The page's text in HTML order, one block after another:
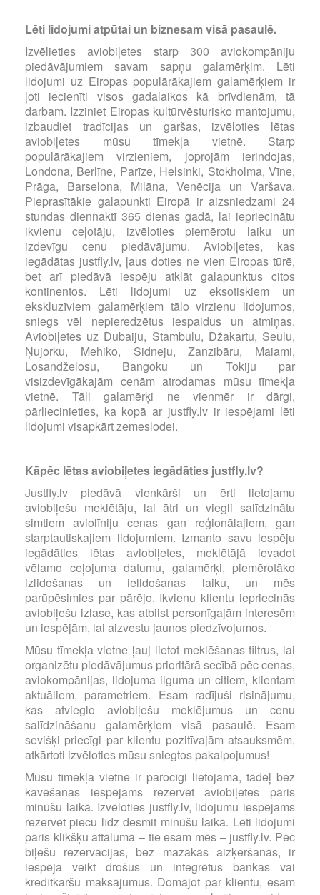
Lēti lidojumi atpūtai un biznesam visā pasaulē.
Izvēlieties aviobiļetes starp 300 aviokompāniju
piedāvājumiem savam sapņu galamērķim. Lēti
lidojumi uz Eiropas populārākajiem galamērķiem ir
ļoti iecienīti visos gadalaikos kā brīvdienām, tā
darbam. Izziniet Eiropas kultūrvēsturisko mantojumu,
izbaudiet tradīcijas un garšas, izvēloties lētas
aviobiļetes mūsu tīmekļa vietnē. Starp
populārākajiem virzieniem, joprojām ierindojas,
Londona, Berlīne, Parīze, Helsinki, Stokholma, Vīne,
Prāga, Barselona, Milāna, Venēcija un Varšava.
Pieprasītākie galapunkti Eiropā ir aizsniedzami 24
stundas diennaktī 365 dienas gadā, lai iepriecinātu
ikvienu ceļotāju, izvēloties piemērotu laiku un
izdevīgu cenu piedāvājumu. Aviobiļetes, kas
iegādātas justfly.lv, ļaus doties ne vien Eiropas tūrē,
bet arī piedāvā iespēju atklāt galapunktus citos
kontinentos. Lēti lidojumi uz eksotiskiem un
ekskluzīviem galamērķiem tālo virzienu lidojumos,
sniegs vēl nepieredzētus iespaidus un atmiņas.
Aviobiļetes uz Dubaiju, Stambulu, Džakartu, Seulu,
Ņujorku, Mehiko, Sidneju, Zanzibāru, Maiami,
Losandželosu, Bangoku un Tokiju par
visizdevīgākajām cenām atrodamas mūsu tīmekļa
vietnē. Tāli galamērķi ne vienmēr ir dārgi,
pārliecinieties, ka kopā ar justfly.lv ir iespējami lēti
lidojumi visapkārt zemeslodei.
Kāpēc lētas aviobiļetes iegādāties justfly.lv?
Justfly.lv piedāvā vienkārši un ērti lietojamu
aviobiļešu meklētāju, lai ātri un viegli salīdzinātu
simtiem aviolīniju cenas gan reģionālajiem, gan
starptautiskajiem lidojumiem. Izmanto savu iespēju
iegādāties lētas aviobiļetes, meklētājā ievadot
vēlamo ceļojuma datumu, galamērķi, piemērotāko
izlidošanas un ielidošanas laiku, un mēs
parūpēsimies par pārējo. Ikvienu klientu iepriecinās
aviobiļešu izlase, kas atbilst personīgajām interesēm
un iespējām, lai aizvestu jaunos piedzīvojumos.
Mūsu tīmekļa vietne ļauj lietot meklēšanas filtrus, lai
organizētu piedāvājumus prioritārā secībā pēc cenas,
aviokompānijas, lidojuma ilguma un citiem, klientam
aktuāliem, parametriem. Esam radījuši risinājumu,
kas atvieglo aviobiļešu meklējumus un cenu
salīdzināšanu galamērķiem visā pasaulē. Esam
sevišķi priecīgi par klientu pozitīvajām atsauksmēm,
atkārtoti izvēloties mūsu sniegtos pakalpojumus!
Mūsu tīmekļa vietne ir parocīgi lietojama, tādēļ bez
kavēšanas iespējams rezervēt aviobiļetes pāris
minūšu laikā. Izvēloties justfly.lv, lidojumu iespējams
rezervēt piecu līdz desmit minūšu laikā. Lēti lidojumi
pāris klikšķu attālumā – tie esam mēs – justfly.lv. Pēc
biļešu rezervācijas, bez mazākās aizķeršanās, ir
iespēja veikt drošus un integrētus bankas vai
kredītkaršu maksājumus. Domājot par klientu, esam